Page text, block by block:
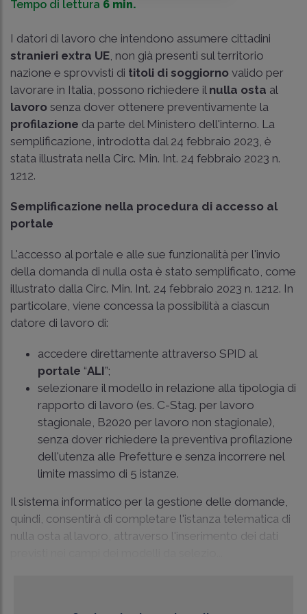
Tempo di lettura 6 min.
I datori di lavoro che intendono assumere cittadini
stranieri extra UE , non già presenti sul territorio
nazione e sprovvisti di titoli di soggiorno valido per
lavorare in Italia, possono richiedere il nulla osta al
lavoro senza dover ottenere preventivamente la
profilazione da parte del Ministero dell'interno. La
semplificazione, introdotta dal 24 febbraio 2023, è
stata illustrata nella Circ. Min. Int. 24 febbraio 2023 n.
1212.
Semplificazione nella procedura di accesso al
portale
L'accesso al portale e alle sue funzionalità per l'invio
della domanda di nulla osta è stato semplificato, come
illustrato dalla Circ. Min. Int. 24 febbraio 2023 n. 1212. In
particolare, viene concessa la possibilità a ciascun
datore di lavoro di:
accedere direttamente attraverso SPID al
portale “ALI”;
selezionare il modello in relazione alla tipologia di
rapporto di lavoro (es. C-Stag. per lavoro
stagionale, B2020 per lavoro non stagionale),
senza dover richiedere la preventiva profilazione
dell'utenza alle Prefetture e senza incorrere nel
limite massimo di 5 istanze.
Il sistema informatico per la gestione delle domande,
quindi, consentirà di completare l'istanza telematica di
nulla osta al lavoro, attraverso l'inserimento dei dati